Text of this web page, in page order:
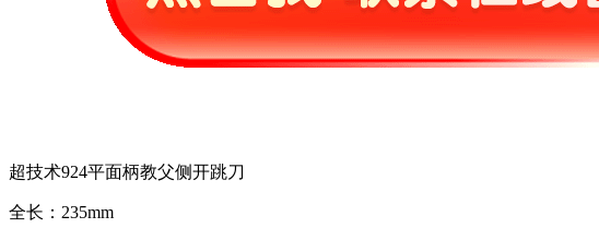
超技术924平面柄教父侧开跳刀
全长：235mm